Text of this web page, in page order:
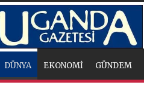
DÜNYA EKONOMİ GÜNDEM